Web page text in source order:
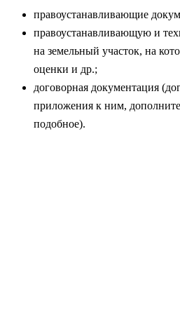
правоустанавливающие
правоустанавливающую и
на земельный участок, на
оценки и др.;
договорная документация
приложения к ним,
подобное).